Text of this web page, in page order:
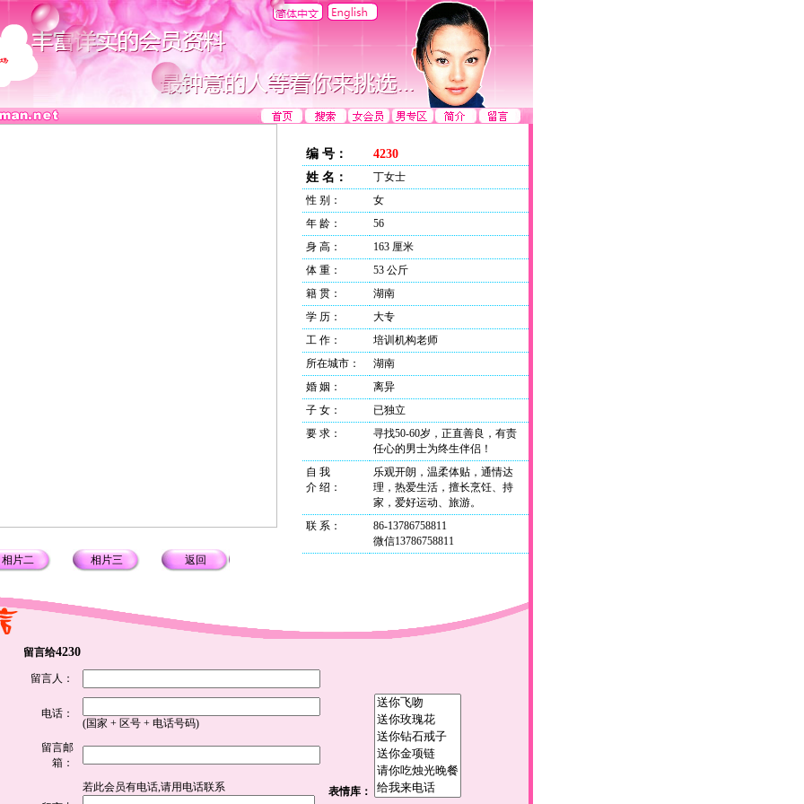
相片二 相片三 返回
编 号：
4230
姓 名：
丁女士
性 别：
女
年 龄：
56
身 高：
163 厘米
体 重：
53 公斤
籍 贯：
湖南
学 历：
大专
工 作：
培训机构老师
所在城市：
湖南
婚 姻：
离异
子 女：
已独立
要 求：
寻找50-60岁，正直善良，有责
任心的男士为终生伴侣！
自 我
介 绍 ：
乐观开朗，温柔体贴，通情达
理，热爱生活，擅长烹饪、持
家，爱好运动、旅游。
联 系 ：
86-13786758811
微信13786758811
留言给4230
留言人：
电话：
(国家 + 区号 + 电话号码)
留言邮
箱：
若此会员有电话,请用电话联系 表情库：